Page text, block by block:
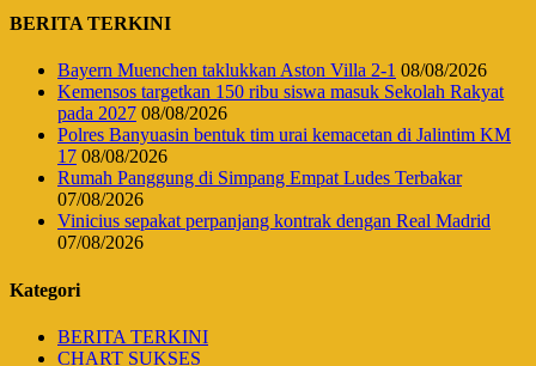
BERITA TERKINI
Bayern Muenchen taklukkan Aston Villa 2-1 08/08/2026
Kemensos targetkan 150 ribu siswa masuk Sekolah Rakyat
pada 2027 08/08/2026
Polres Banyuasin bentuk tim urai kemacetan di Jalintim KM
17 08/08/2026
Rumah Panggung di Simpang Empat Ludes Terbakar
07/08/2026
Vinicius sepakat perpanjang kontrak dengan Real Madrid
07/08/2026
Kategori
BERITA TERKINI
CHART SUKSES